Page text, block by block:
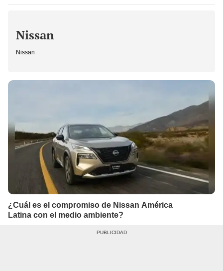
Nissan
Nissan
¿Cuál es el compromiso de Nissan América
Latina con el medio ambiente?